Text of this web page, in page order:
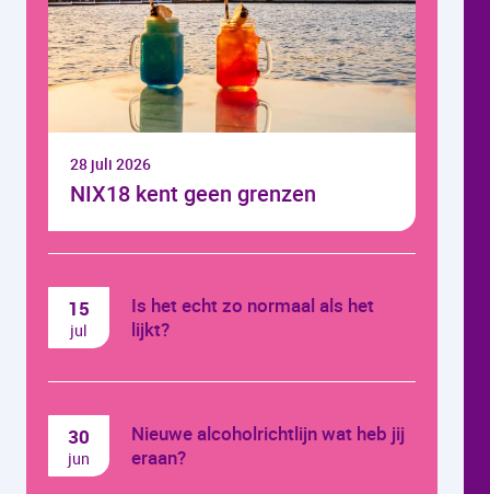
28 juli 2026
NIX18 kent geen grenzen
15
jul
Is het echt zo normaal als het
lijkt?
30
jun
Nieuwe alcoholrichtlijn wat heb jij
eraan?